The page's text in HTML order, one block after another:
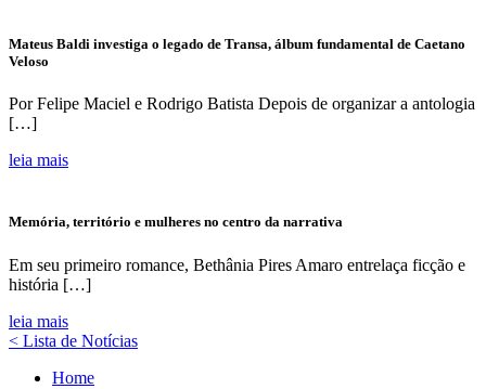
Mateus Baldi investiga o legado de Transa, álbum fundamental de Caetano
Veloso
Por Felipe Maciel e Rodrigo Batista Depois de organizar a antologia
[…]
leia mais
Memória, território e mulheres no centro da narrativa
Em seu primeiro romance, Bethânia Pires Amaro entrelaça ficção e
história […]
leia mais
< Lista de Notícias
Home